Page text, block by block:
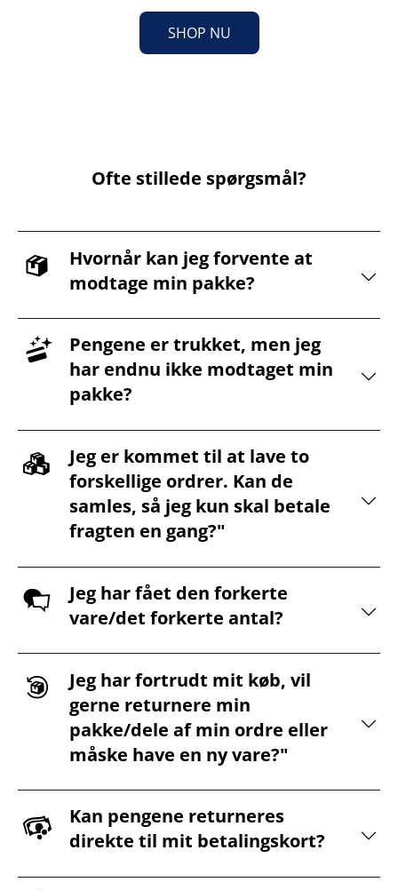
SHOP NU
Ofte stillede spørgsmål?
Hvornår kan jeg forvente at
modtage min pakke?
Pengene er trukket, men jeg
har endnu ikke modtaget min
pakke?
Jeg er kommet til at lave to
forskellige ordrer. Kan de
samles, så jeg kun skal betale
fragten en gang?"
Jeg har fået den forkerte
vare/det forkerte antal?
Jeg har fortrudt mit køb, vil
gerne returnere min
pakke/dele af min ordre eller
måske have en ny vare?"
Kan pengene returneres
direkte til mit betalingskort?